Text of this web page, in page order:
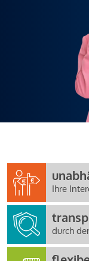
Ihre
durch